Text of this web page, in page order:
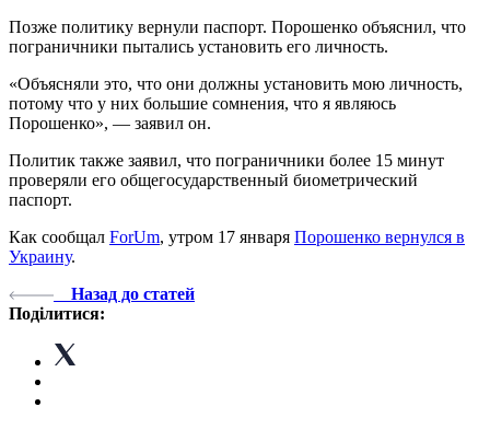
Позже политику вернули паспорт. Порошенко объяснил, что
пограничники пытались установить его личность.
«Объясняли это, что они должны установить мою личность,
потому что у них большие сомнения, что я являюсь
Порошенко», — заявил он.
Политик также заявил, что пограничники более 15 минут
проверяли его общегосударственный биометрический
паспорт.
Как сообщал ForUm, утром 17 января Порошенко вернулся в
Украину.
Назад до статей
Поділитися: